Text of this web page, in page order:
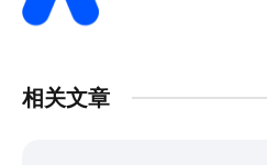
相关文章